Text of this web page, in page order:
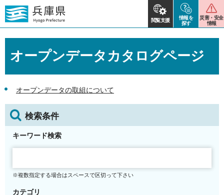
閲覧支援
情報を
探す
災害・安全
情報
オープンデータカタログページ
オープンデータの取組について
検索条件
キーワード検索
※複数指定する場合はスペースで区切って下さい
カテゴリ